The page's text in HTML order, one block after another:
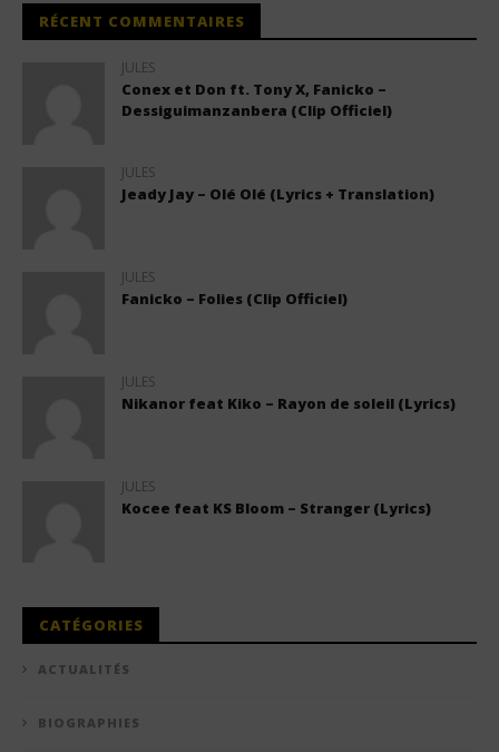
RÉCENT COMMENTAIRES
JULES
Conex et Don ft. Tony X, Fanicko –
Dessiguimanzanbera (Clip Officiel)
JULES
Jeady Jay – Olé Olé (Lyrics + Translation)
JULES
Fanicko – Folies (Clip Officiel)
JULES
Nikanor feat Kiko – Rayon de soleil (Lyrics)
JULES
Kocee feat KS Bloom – Stranger (Lyrics)
CATÉGORIES
ACTUALITÉS
BIOGRAPHIES